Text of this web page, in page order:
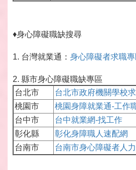
♦身心障礙職缺搜尋
1. 台灣就業通： 身心障礙者求職
2. 縣市身心障礙職缺專區
台北市
台北市政府機關學校
桃園市
桃園身障就業通-工作
台中市
台中就業網-找工作
彰化縣
彰化身障職人速配網
台南市
台南市身心障礙者人